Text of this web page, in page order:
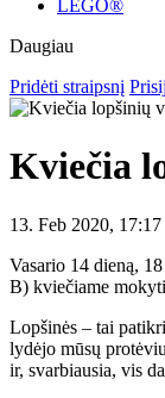
LEGO®
Daugiau
Pridėti straipsnį
Kviečia
13. Feb 2020, 17:17
Vasario 14 dieną,
B) kviečiame
Lopšinės – tai
lydėjo mūsų
ir, svarbiausia, vis